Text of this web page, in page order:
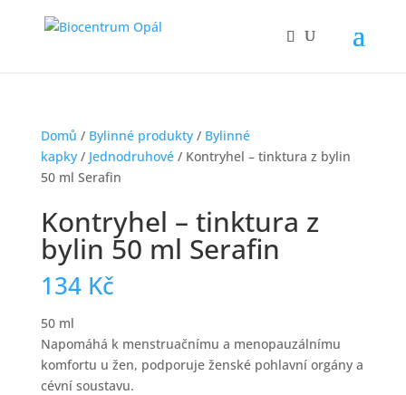
Domů / Bylinné produkty/ Bylinné
kapky/ Jednodruhové/ Kontryhel – tinktura z bylin
50 ml Serafin
Kontryhel – tinktura z
bylin 50 ml Serafin
134 Kč
50 ml
Napomáhá k menstruačnímu a menopauzálnímu
komfortu u žen, podporuje ženské pohlavní orgány a
cévní soustavu.